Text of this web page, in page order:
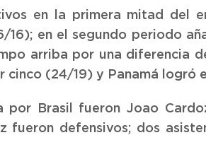
en la primera mitad del
16); en el segundo periodo
arriba por una diferencia
cinco (24/19) y Panamá logró
por Brasil fueron Joao
fueron defensivos; dos